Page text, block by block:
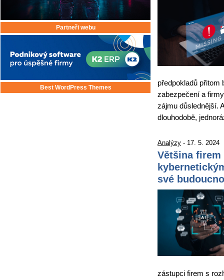
Partneři webu
Best WordPress Themes
předpokladů
zabezpečení a
zájmu důslednější.
dlouhodobě,
Analýzy - 17. 5. 2024
Většina
své
zástupci firem s